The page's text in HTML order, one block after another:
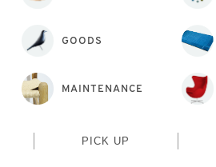
GOODS
MAINTENANCE
PICK UP